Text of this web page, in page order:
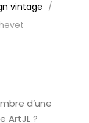
vintage
d’une
ArtJL ?